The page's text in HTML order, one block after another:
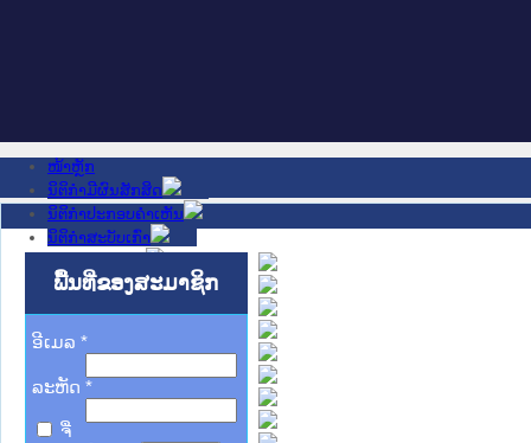
ໜ້າຫຼັກ
ນິຕິກໍາມີຜົນສັກສິດ
ນິຕິກໍາປະກອບຄໍາເຫັນ
ນິຕິກໍາສະບັບເກົ່າ
ເວັບໄຊອື່ນໆ
ຊ່ວຍເຫຼືອ
ພື້ນທີ່ຂອງສະມາຊິກ
ອີເມລ *
ລະຫັດ *
ຈື່